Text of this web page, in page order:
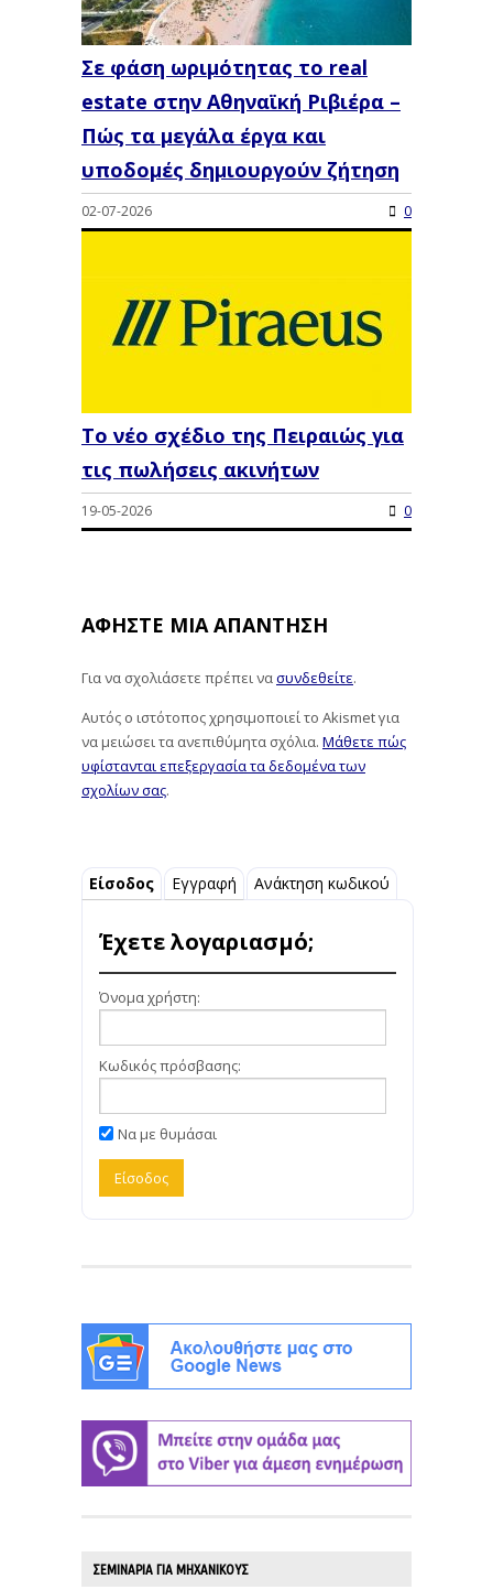
Σε φάση ωριμότητας το real
estate στην Αθηναϊκή Ριβιέρα –
Πώς τα μεγάλα έργα και
υποδομές δημιουργούν ζήτηση
02-07-2026 0
Το νέο σχέδιο της Πειραιώς για
τις πωλήσεις ακινήτων
19-05-2026 0
ΑΦΉΣΤΕ ΜΙΑ ΑΠΆΝΤΗΣΗ
Για να σχολιάσετε πρέπει νασυνδεθείτε.
Αυτός ο ιστότοπος χρησιμοποιεί το Akismet για
να μειώσει τα ανεπιθύμητα σχόλια. Μάθετε πώς
υφίστανται επεξεργασία τα δεδομένα των
σχολίων σας.
Είσοδος Εγγραφή Ανάκτηση κωδικού
Έχετε λογαριασμό;
Όνομα χρήστη:
Κωδικός πρόσβασης:
Να με θυμάσαι
ΣΕΜΙΝΑΡΙΑ ΓΙΑ ΜΗΧΑΝΙΚΟΥΣ